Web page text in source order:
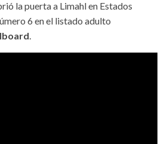
la puerta a Limahl en Estados
6 en el listado adulto
.